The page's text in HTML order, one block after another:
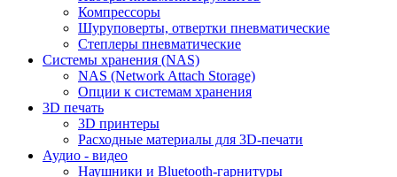
Компрессоры
Шуруповерты, отвертки пневматические
Степлеры пневматические
Cистемы хранения (NAS)
NAS (Network Attach Storage)
Опции к системам хранения
3D печать
3D принтеры
Расходные материалы для 3D-печати
Аудио - видео
Наушники и Bluetooth-гарнитуры